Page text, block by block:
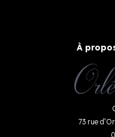
À
73 rue